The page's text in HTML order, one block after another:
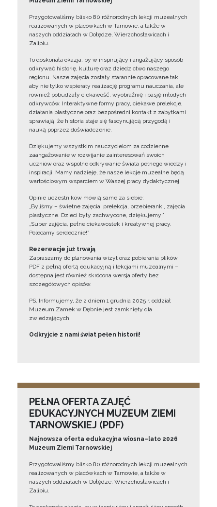
Przygotowaliśmy blisko 80 różnorodnych lekcji muzealnych
realizowanych w placówkach w Tarnowie, a także w
naszych oddziałach w Dołędze, Wierzchosławicach i
Zalipiu.
To doskonała okazja, by w inspirujący i angażujący sposób
odkrywać historię, kulturę oraz dziedzictwo naszego
regionu. Nasze zajęcia zostały starannie opracowane tak,
aby nie tylko wspierały realizację programu nauczania, ale
również pobudzały ciekawość, wyobraźnię i pasję młodych
odkrywców. Interaktywne formy pracy, ciekawe prelekcje,
działania plastyczne oraz bezpośredni kontakt z zabytkami
sprawiają, że historia staje się fascynującą przygodą i
nauką poprzez doświadczenie.
Dziękujemy wszystkim nauczycielom za codzienne
zaangażowanie w rozwijanie zainteresowań swoich
uczniów oraz wspólne odkrywanie świata pełnego wiedzy i
inspiracji. Mamy nadzieję, że nasze lekcje muzealne będą
wartościowym wsparciem w Waszej pracy dydaktycznej.
Opinie uczestników mówią same za siebie:
„Byliśmy – świetne zajęcia, prelekcja, przebieranki, zajęcia
plastyczne. Dzieci były zachwycone, dziękujemy!”
„Super zajęcia, pełne ciekawostek i kreatywnej pracy.
Polecamy serdecznie!”
Rezerwacje już trwają
Zapraszamy do planowania wizyt oraz pobierania plików
PDF z pełną ofertą edukacyjną i lekcjami muzealnymi –
dostępna jest również skrócona wersja oferty bez
szczegółowych opisów.
PS. Informujemy, że z dniem 1 grudnia 2025 r. oddział
Muzeum Zamek w Dębnie jest zamknięty dla
zwiedzających.
Odkryjcie z nami świat pełen historii!
PEŁNA OFERTA ZAJĘĆ
EDUKACYJNYCH MUZEUM ZIEMI
TARNOWSKIEJ (PDF)
Najnowsza oferta edukacyjna wiosna–lato 2026
Muzeum Ziemi Tarnowskiej
Przygotowaliśmy blisko 80 różnorodnych lekcji muzealnych
realizowanych w placówkach w Tarnowie, a także w
naszych oddziałach w Dołędze, Wierzchosławicach i
Zalipiu.